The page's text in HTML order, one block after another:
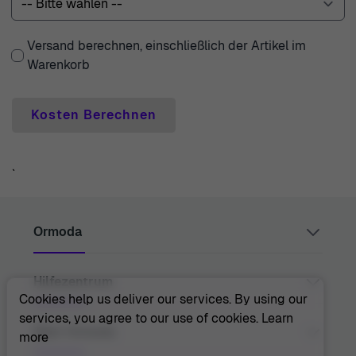
Versand berechnen, einschließlich der Artikel im
Warenkorb
Kosten Berechnen
`
Ormoda
Juul Grietensstraat 9/11, 2140 Antwerp, Belgium
support@ormoda.com
Montag bis Donnerstag zwischen 9:30 und 18:00 Uhr
(MEZ)
Hilfezentrum
Hilfezentrum
Über Ormoda
Cookies help us deliver our services. By using our
services, you agree to our use of cookies. Learn
more